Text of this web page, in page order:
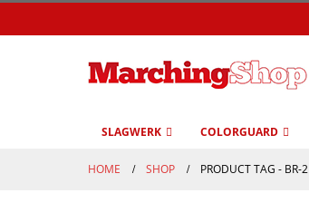
SLAGWERK COLORGUARD
HOME SHOP PRODUCT TAG - BR-2